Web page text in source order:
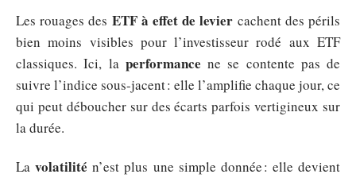
Les rouages des ETF à effet de levier cachent des périls
bien moins visibles pour l’investisseur rodé aux ETF
classiques. Ici, la performance ne se contente pas de
suivre l’indice sous-jacent : elle l’amplifie chaque jour, ce
qui peut déboucher sur des écarts parfois vertigineux sur
la durée.
Lavolatilité n’est plus une simple donnée : elle devient